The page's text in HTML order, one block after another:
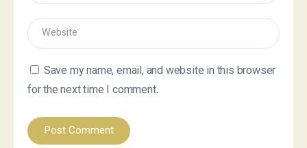
Save my name, email, and website in this browser
for the next time I comment.